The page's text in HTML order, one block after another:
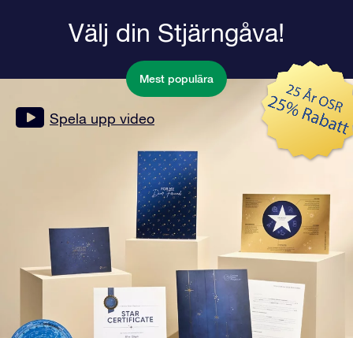
Välj din Stjärngåva!
Mest populära
Spela upp video